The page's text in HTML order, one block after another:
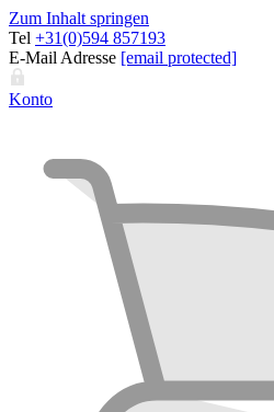
Zum Inhalt springen
Tel +31(0)594 857193
E-Mail Adresse [email protected]
Konto